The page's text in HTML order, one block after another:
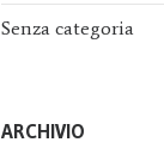
Senza categoria
ARCHIVIO